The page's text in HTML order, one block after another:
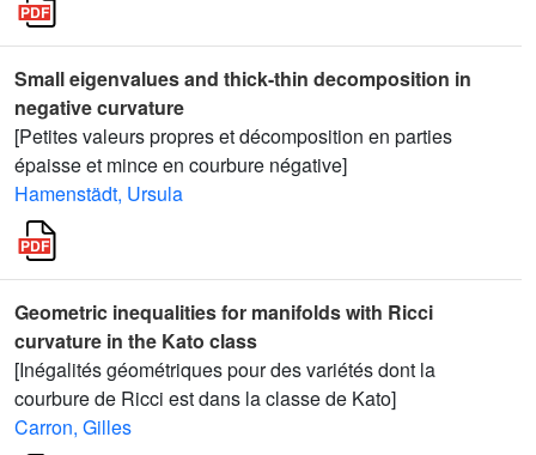
Small eigenvalues and thick-thin decomposition in
negative curvature
[Petites valeurs propres et décomposition en parties
épaisse et mince en courbure négative]
Hamenstädt, Ursula
Geometric inequalities for manifolds with Ricci
curvature in the Kato class
[Inégalités géométriques pour des variétés dont la
courbure de Ricci est dans la classe de Kato]
Carron, Gilles